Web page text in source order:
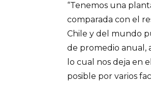
“Tenemos una
comparada con el
Chile y del mundo
de promedio anual,
lo cual nos deja en
posible por varios